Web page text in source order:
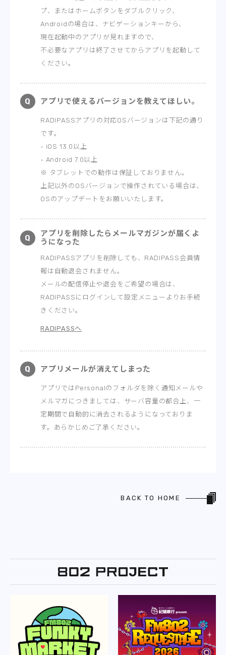
プ、またはホームボタンをダブルクリック、
Androidの場合は、ナビゲーションキーから、
現在起動中のアプリが見れますので、
不必要なアプリは終了させてからアプリを起動して
ください。
アプリで使えるバージョンを教えてほしい。
RADIPASSアプリの対応OSバージョンは下記の通り
です。
- iOS 13.0以上
- Android 7.0以上
※ タブレットでの動作は保証しておりません。
上記以外のOSバージョンで操作されている場合は、
OSのアップデートをお願いいたします。
アプリを削除したらメールマガジンが届くよ
うになった
RADIPASSアプリを削除しても、RADIPASS会員情
報は自動退会されません。
メールの配信停止や退会をご希望の場合は、
RADIPASSにログインして設定メニューよりお手続
きください。
RADIPASSへ
アプリメールが消えてしまった
アプリではPersonalのフォルダを除く通知メールや
メルマガにつきましては、サーバ容量の都合上、一
定期間で自動的に消去されるようになっておりま
す。あらかじめご了承ください。
BACK TO HOME